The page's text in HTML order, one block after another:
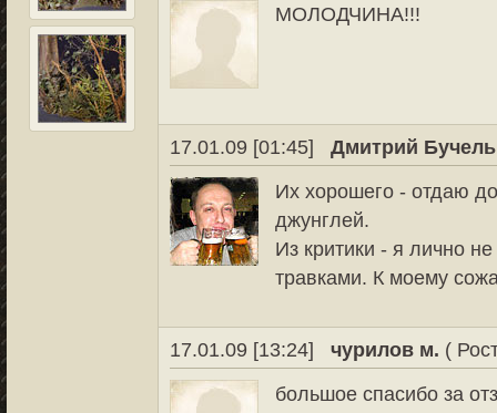
МОЛОДЧИНА!!!
17.01.09 [01:45]
Дмитрий
Их хорошего - отдаю
джунглей.
Из критики - я лично
травками. К моему
17.01.09 [13:24] чурилов м. (
большое спасибо за